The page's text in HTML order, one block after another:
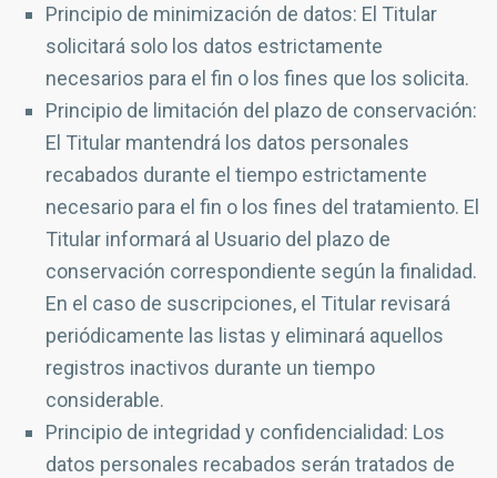
Principio de minimización de datos: El Titular
solicitará solo los datos estrictamente
necesarios para el fin o los fines que los solicita.
Principio de limitación del plazo de conservación:
El Titular mantendrá los datos personales
recabados durante el tiempo estrictamente
necesario para el fin o los fines del tratamiento. El
Titular informará al Usuario del plazo de
conservación correspondiente según la finalidad.
En el caso de suscripciones, el Titular revisará
periódicamente las listas y eliminará aquellos
registros inactivos durante un tiempo
considerable.
Principio de integridad y confidencialidad: Los
datos personales recabados serán tratados de